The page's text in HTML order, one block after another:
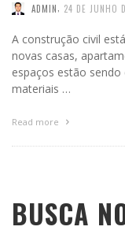
ADMIN 24 DE JUNHO
A construção civil
novas casas,
espaços estão
materiais …
Read more
BUSCA